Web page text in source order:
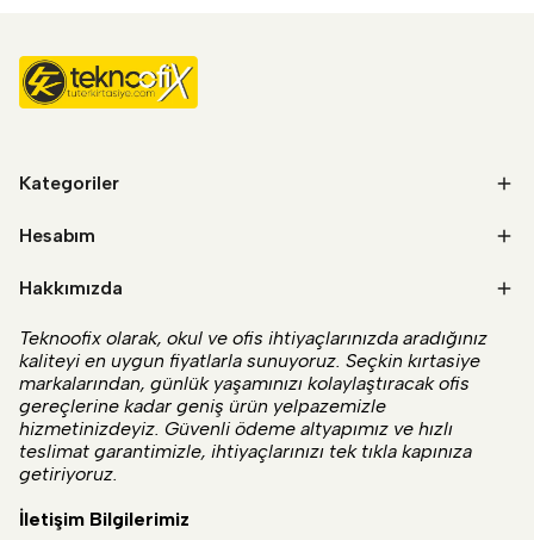
Kategoriler
Hesabım
Hakkımızda
Teknoofix olarak, okul ve ofis ihtiyaçlarınızda aradığınız
kaliteyi en uygun fiyatlarla sunuyoruz. Seçkin kırtasiye
markalarından, günlük yaşamınızı kolaylaştıracak ofis
gereçlerine kadar geniş ürün yelpazemizle
hizmetinizdeyiz. Güvenli ödeme altyapımız ve hızlı
teslimat garantimizle, ihtiyaçlarınızı tek tıkla kapınıza
getiriyoruz.
İletişim Bilgilerimiz